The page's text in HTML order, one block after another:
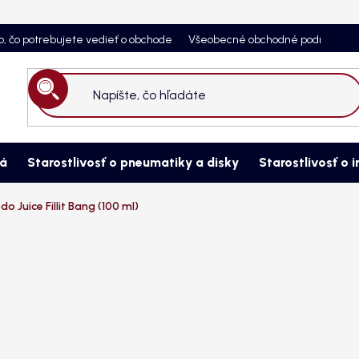
čo potrebujete vedieť o obchode Všeobecné obchodné podmienky
Hľadať
Starostlivosť o pneumatiky a disky Starostlivosť o
Juice Fillit Bang (100 ml)